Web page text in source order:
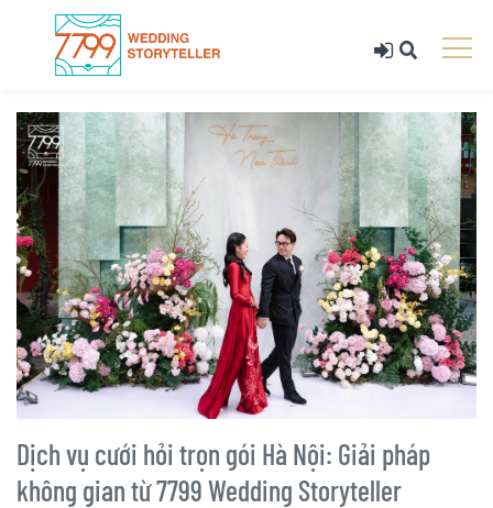
Dịch vụ cưới hỏi trọn gói Hà Nội: Giải pháp
không gian từ 7799 Wedding Storyteller